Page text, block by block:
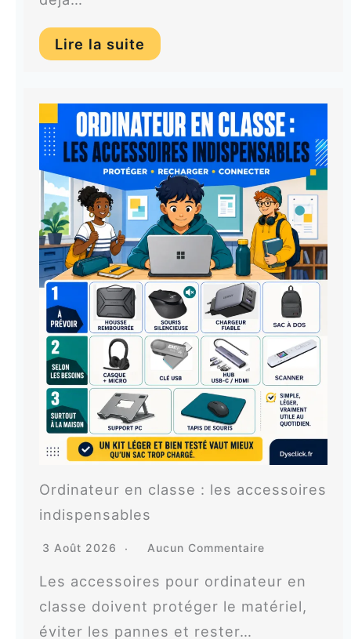
Lire la suite
Ordinateur en classe : les accessoires
indispensables
3 Août 2026 Aucun Commentaire
Les accessoires pour ordinateur en
classe doivent protéger le matériel,
éviter les pannes et rester…